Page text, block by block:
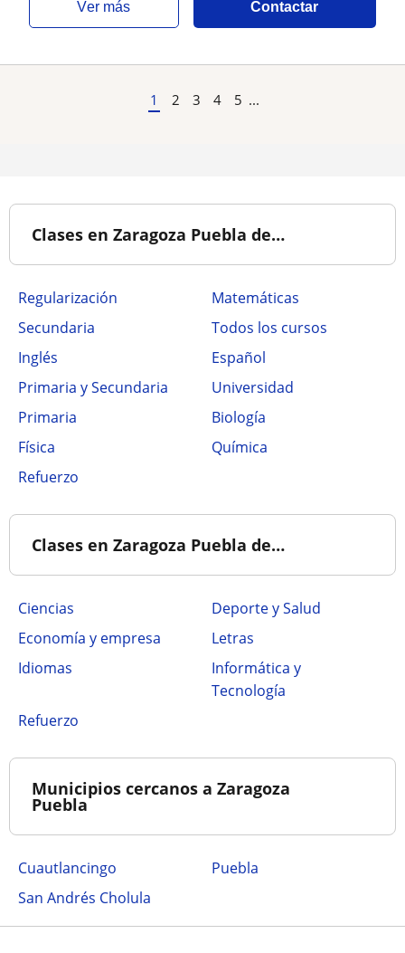
ver más Contactar
1 2 3 4 5 ...
Clases en Zaragoza Puebla de…
Regularización
Matemáticas
Secundaria
Todos los cursos
Inglés
Español
Primaria y Secundaria
Universidad
Primaria
Biología
Física
Química
Refuerzo
Clases en Zaragoza Puebla de…
Ciencias
Deporte y Salud
Economía y empresa
Letras
Idiomas
Informática y
Tecnología
Refuerzo
Municipios cercanos a Zaragoza
Puebla
Cuautlancingo
Puebla
San Andrés Cholula